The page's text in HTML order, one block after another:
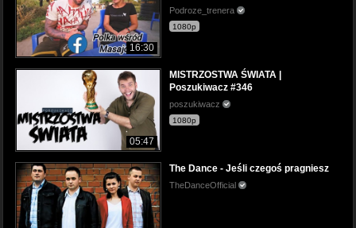
16:30
Podroze_trenera
1080p
05:47
MISTRZOSTWA ŚWIATA |
Poszukiwacz #346
poszukiwacz
1080p
The Dance - Jeśli czegoś pragniesz
TheDanceOfficial